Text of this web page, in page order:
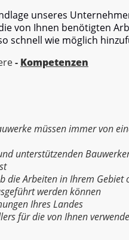
unseres
von Ihnen benötigten
schnell wie möglich
- Kompetenzen
müssen immer von
unterstützenden
die Arbeiten in Ihrem Gebiet
werden können
Ihres Landes
für die von Ihnen